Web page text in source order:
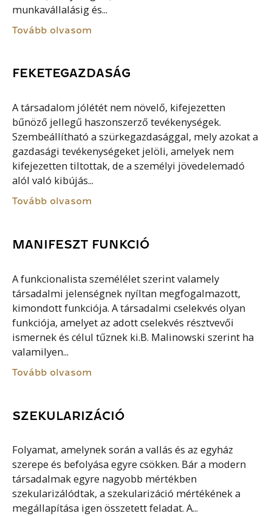
munkavállalásig és...
Tovább olvasom
FEKETEGAZDASÁG
A társadalom jólétét nem növelő, kifejezetten
bűnöző jellegű haszonszerző tevékenységek.
Szembeállítható a szürkegazdasággal, mely azokat a
gazdasági tevékenységeket jelöli, amelyek nem
kifejezetten tiltottak, de a személyi jövedelemadó
alól való kibújás...
Tovább olvasom
MANIFESZT FUNKCIÓ
A funkcionalista személélet szerint valamely
társadalmi jelenségnek nyíltan megfogalmazott,
kimondott funkciója. A társadalmi cselekvés olyan
funkciója, amelyet az adott cselekvés résztvevői
ismernek és célul tűznek ki.B. Malinowski szerint ha
valamilyen...
Tovább olvasom
SZEKULARIZÁCIÓ
Folyamat, amelynek során a vallás és az egyház
szerepe és befolyása egyre csökken. Bár a modern
társadalmak egyre nagyobb mértékben
szekularizálódtak, a szekularizáció mértékének a
megállapítása igen összetett feladat. A...